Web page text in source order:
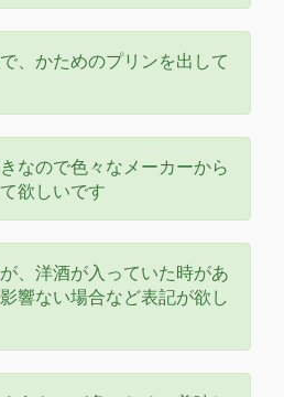
、かためのプリンを出して
なので色々なメーカーから
欲しいです
、洋酒が入っていた時があ
響ない場合など表記が欲し